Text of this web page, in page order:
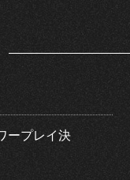
ープレイ決